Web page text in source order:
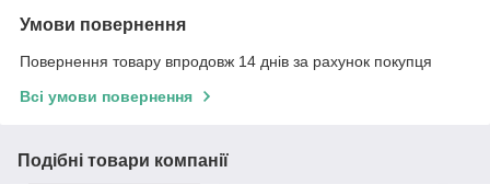
Умови повернення
Повернення товару впродовж 14 днів за рахунок покупця
Всі умови повернення
Подібні товари компанії